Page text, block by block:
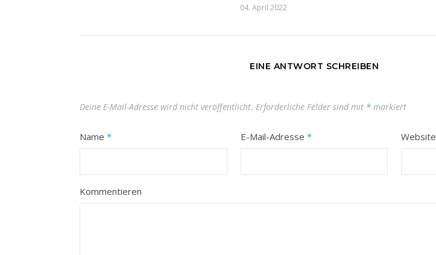
04. April 2022
EINE ANTWORT SCHREIBEN
Deine E-Mail-Adresse wird nicht veröffentlicht. Erforderliche Felder sind mit * markiert
Name * E-Mail-Adresse * Website
Kommentieren